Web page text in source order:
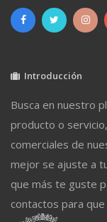
Introducción
Busca en nuestro
producto o
comerciales de
mejor se ajuste a
que más te guste
contactos para